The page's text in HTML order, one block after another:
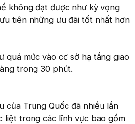
không đạt được như kỳ vọng
tiên những ưu đãi tốt nhất hơn
quá mức vào cơ sở hạ tầng giao
trong 30 phút.
của Trung Quốc đã nhiều lần
liệt trong các lĩnh vực bao gồm